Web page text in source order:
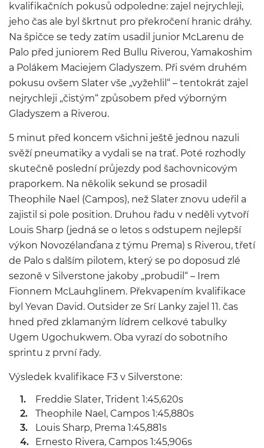
kvalifikačních pokusů odpoledne: zajel nejrychleji,
jeho čas ale byl škrtnut pro překročení hranic dráhy.
Na špičce se tedy zatím usadil junior McLarenu de
Palo před juniorem Red Bullu Riverou, Yamakoshim
a Polákem Maciejem Gladyszem. Při svém druhém
pokusu ovšem Slater vše „vyžehlil“ – tentokrát zajel
nejrychleji „čistým“ způsobem před výborným
Gladyszem a Riverou.
5 minut před koncem všichni ještě jednou nazuli
svěží pneumatiky a vydali se na trať. Poté rozhodly
skutečně poslední průjezdy pod šachovnicovým
praporkem. Na několik sekund se prosadil
Theophile Nael (Campos), než Slater znovu udeřil a
zajistil si pole position. Druhou řadu v neděli vytvoří
Louis Sharp (jedná se o letos s odstupem nejlepší
výkon Novozélanďana z týmu Prema) s Riverou, třetí
de Palo s dalším pilotem, který se po doposud zlé
sezoně v Silverstone jakoby „probudil“ – Irem
Fionnem McLauhglinem. Překvapením kvalifikace
byl Yevan David. Outsider ze Srí Lanky zajel 11. čas
hned před zklamaným lídrem celkové tabulky
Ugem Ugochukwem. Oba vyrazí do sobotního
sprintu z první řady.
Výsledek kvalifikace F3 v Silverstone:
Freddie Slater, Trident 1:45,620s
Theophile Nael, Campos 1:45,880s
Louis Sharp, Prema 1:45,881s
Ernesto Rivera, Campos 1:45,906s